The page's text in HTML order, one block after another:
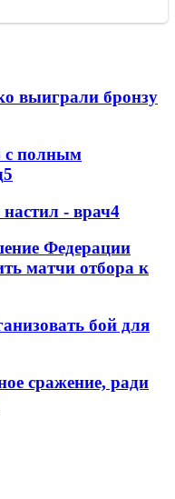
выиграли бронзу
с полным
5
- врач4
Федерации
матчи отбора к
бой для
сражение, ради